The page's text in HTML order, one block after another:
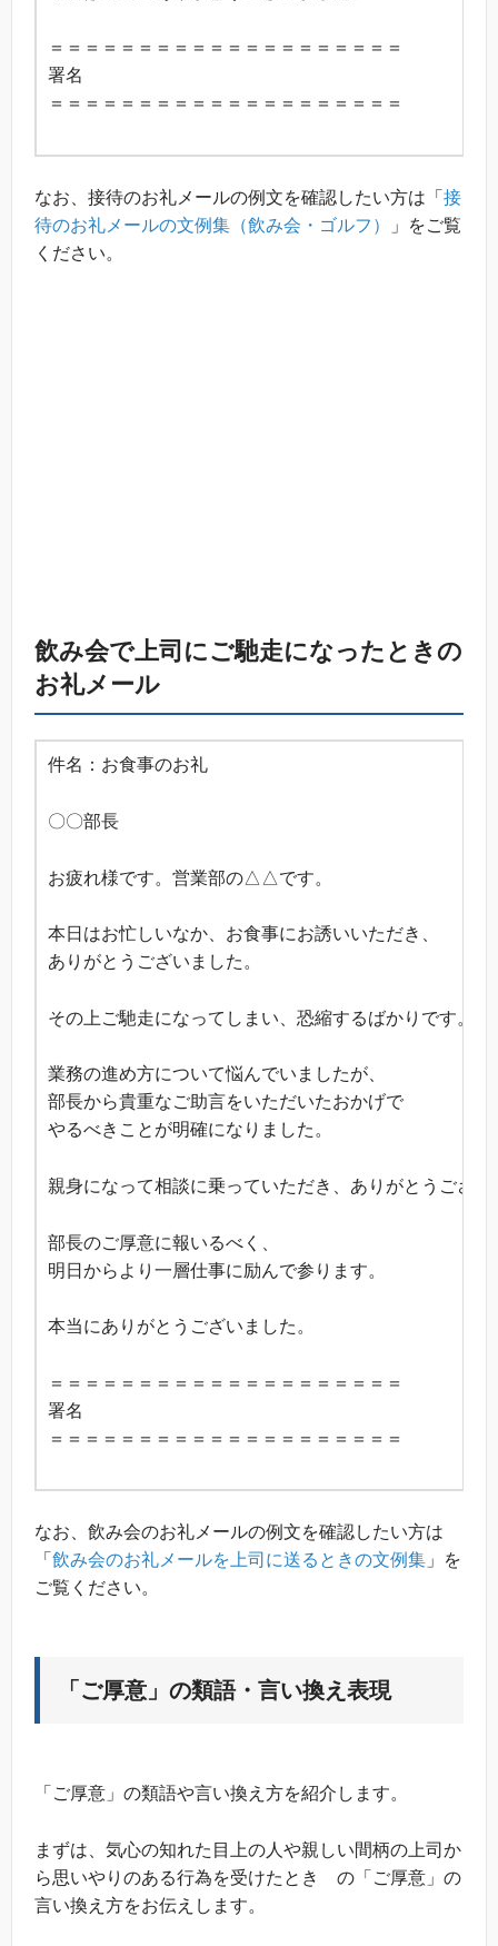
＝＝＝＝＝＝＝＝＝＝＝＝＝＝＝＝＝＝＝＝
署名
＝＝＝＝＝＝＝＝＝＝＝＝＝＝＝＝＝＝＝＝
なお、接待のお礼メールの例文を確認したい方は「 接
待のお礼メールの文例集（飲み会・ゴルフ）
」をご覧
ください。
飲み会で上司にご馳走になったときの
お礼メール
件名：お食事のお礼
〇〇部長
お疲れ様です。営業部の△△です。
本日はお忙しいなか、お食事にお誘いいただき、
ありがとうございました。
その上ご馳走になってしまい、恐縮するばかりです。
業務の進め方について悩んでいましたが、
部長から貴重なご助言をいただいたおかげで
やるべきことが明確になりました。
親身になって相談に乗っていただき、ありがとうござい
部長のご厚意に報いるべく、
明日からより一層仕事に励んで参ります。
本当にありがとうございました。
＝＝＝＝＝＝＝＝＝＝＝＝＝＝＝＝＝＝＝＝
署名
＝＝＝＝＝＝＝＝＝＝＝＝＝＝＝＝＝＝＝＝
なお、飲み会のお礼メールの例文を確認したい方は
「 飲み会のお礼メールを上司に送るときの文例集 」を
ご覧ください。
「ご厚意」の類語・言い換え表現
「ご厚意」の類語や言い換え方を紹介します。
まずは、気心の知れた目上の人や親しい間柄の上司か
ら思いやりのある行為を受けたとき の「ご厚意」の
言い換え方をお伝えします。